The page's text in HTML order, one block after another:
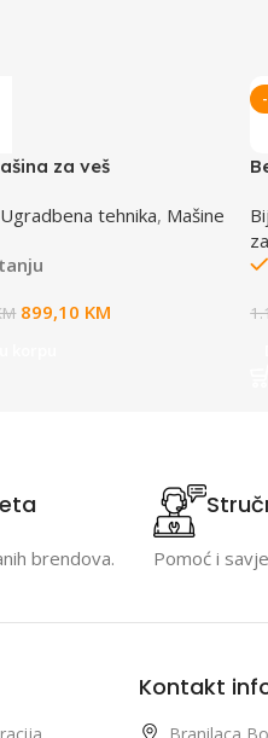
za veš
tehnika, Mašine
899,10 KM
brendova. Pomoć i
Kontakt